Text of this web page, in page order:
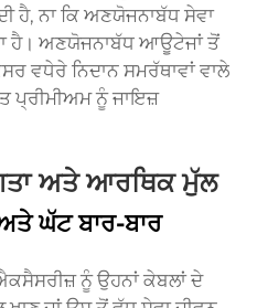
ਹੈ, ਨਾ ਕਿ ਅਣਯੋਜਨਾਬੱਧ ਸੇਵਾ
ਹੈ। ਅਣਯੋਜਨਾਬੱਧ ਆਊਟੇਜਾਂ ਤੋਂ
ਵਧੇਰੇ ਨਿਦਾਨ ਸਮਰੱਥਾਵਾਂ ਵਾਲੇ
ਪ੍ਰੀਮੀਅਮ ਨੂੰ ਜਾਇਜ਼
ਅਤੇ ਆਰਥਿਕ ਮੁੱਲ
ਘੱਟ ਬਾਰ-ਬਾਰ
ਨੂੰ ਉਹਨਾਂ ਕੇਬਲਾਂ ਦੇ